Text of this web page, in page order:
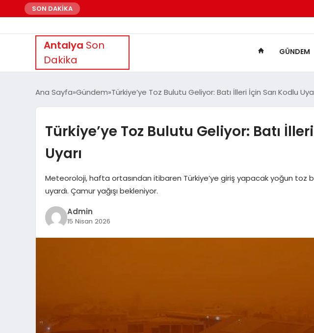
SON DAKİKA
Antalya Son
Dakika
GÜNDEM
Ana Sayfa Gündem Türkiye’ye Toz Bulutu Geliyor: Batı İlleri İçin Sarı Kodlu
Türkiye’ye Toz Bulutu Geliyor: Batı
Uyarı
Meteoroloji, hafta ortasından itibaren Türkiye’ye giriş yapacak yoğun toz
uyardı. Çamur yağışı bekleniyor.
Admin
15 Nisan 2026